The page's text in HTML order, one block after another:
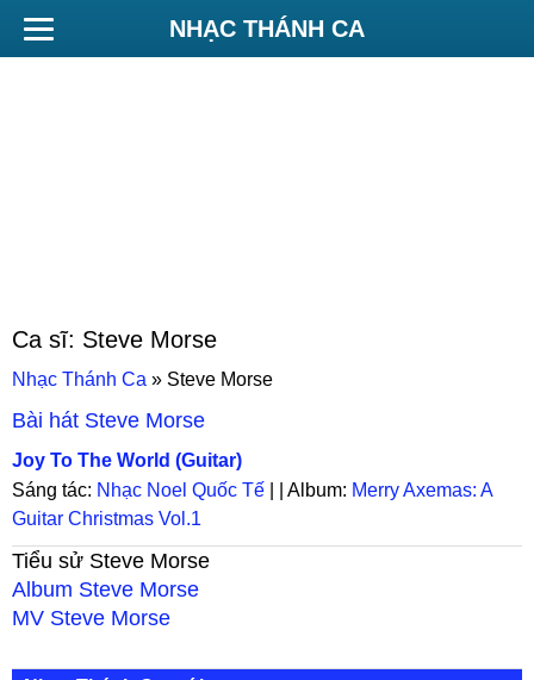
NHẠC THÁNH CA
Ca sĩ: Steve Morse
Nhạc Thánh Ca » Steve Morse
Bài hát Steve Morse
Joy To The World (Guitar)
Sáng tác: Nhạc Noel Quốc Tế | | Album: Merry Axemas: A
Guitar Christmas Vol.1
Tiểu sử Steve Morse
Album Steve Morse
MV Steve Morse